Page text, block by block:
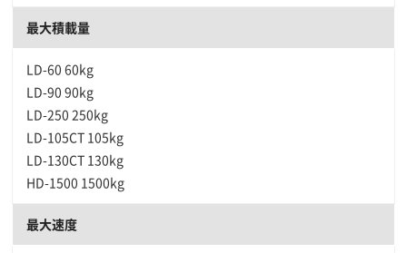
最大積載量
LD-60 60kg
LD-90 90kg
LD-250 250kg
LD-105CT 105kg
LD-130CT 130kg
HD-1500 1500kg
最大速度